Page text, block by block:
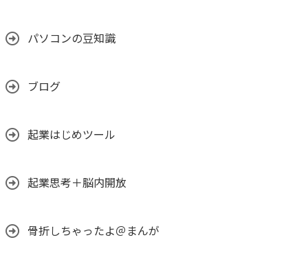
パソコンの豆知識
ブログ
起業はじめツール
起業思考＋脳内開放
骨折しちゃったよ＠まんが